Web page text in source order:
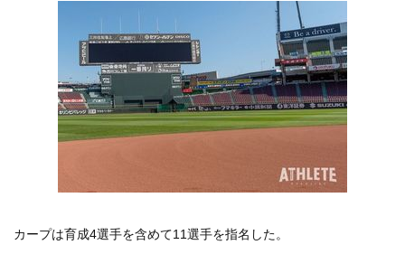
カープは育成4選手を含めて11選手を指名した。